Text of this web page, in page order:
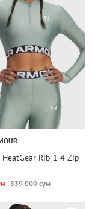
HeatGear Rib 1 4 Zip
839 000 сум